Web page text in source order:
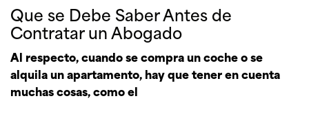
Que se Debe Saber Antes de
Contratar un Abogado
Al respecto, cuando se compra un coche o se
alquila un apartamento, hay que tener en cuenta
muchas cosas, como el